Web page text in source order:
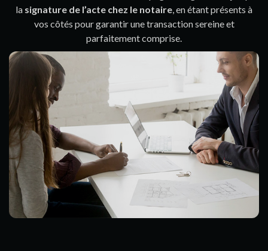
la signature de l’acte chez le notaire, en étant présents à
vos côtés pour garantir une transaction sereine et
parfaitement comprise.